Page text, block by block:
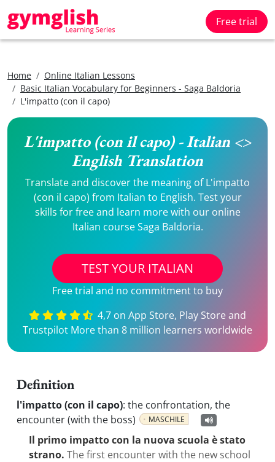
Free trial
Home
Online Italian Lessons
Basic Italian Vocabulary for Beginners - Saga Baldoria
L'impatto (con il capo)
L'impatto (con il capo) - Italian <>
English Translation
Translate and discover the meaning of L'impatto
(con il capo) from Italian to English. Test your
skills for free and learn more with our online
Italian course Saga Baldoria.
TEST YOUR ITALIAN
Free trial and no commitment to buy
4,7 on App Store, Play Store and
Trustpilot More than 8 million learners worldwide
Definition
l'impatto (con il capo): the confrontation, the
encounter (with the boss)
MASCHILE
Il primo impatto con la nuova scuola è stato
strano. The first encounter with the new school